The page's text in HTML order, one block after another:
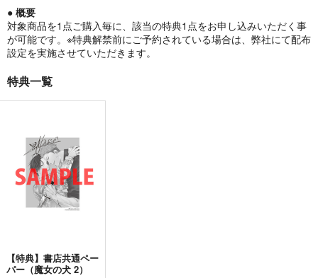
● 概要
対象商品を1点ご購入毎に、該当の特典1点をお申し込みいただく事
が可能です。※特典解禁前にご予約されている場合は、弊社にて配布
設定を実施させていただきます。
特典一覧
【特典】書店共通ペー
パー（魔女の犬 2）